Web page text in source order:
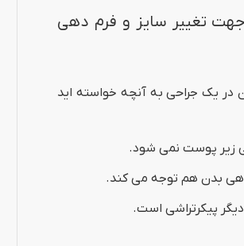
تغییر سایز و فرم دهی
در یک جراحی به آنچه خواسته اید
زیر پوست نمی شود.
دهی بدن هم توجه می کند.
پیکرتراشی است.